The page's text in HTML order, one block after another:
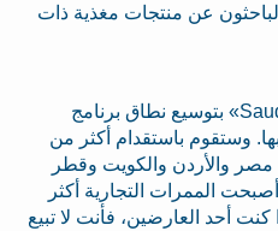
عن منتجات مغذية ذات
في عام 2026، ستقوم «Saudifood» بتوسيع نطاق برنامج
وستقوم باستقدام أكثر من
مصر والأردن والكويت وقطر
الممرات التجارية أكثر
أحد العارضين، فأنت لا تبيع